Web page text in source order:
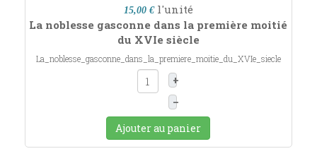
15,00 € l'unité
La noblesse gasconne dans la première moitié
du XVIe siècle
La_noblesse_gasconne_dans_la_premiere_moitie_du_XVIe_siecle
+
–
Ajouter au panier